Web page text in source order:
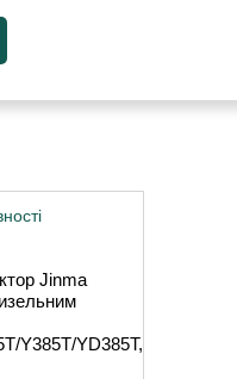
Jinma
Y385T/YD385T,